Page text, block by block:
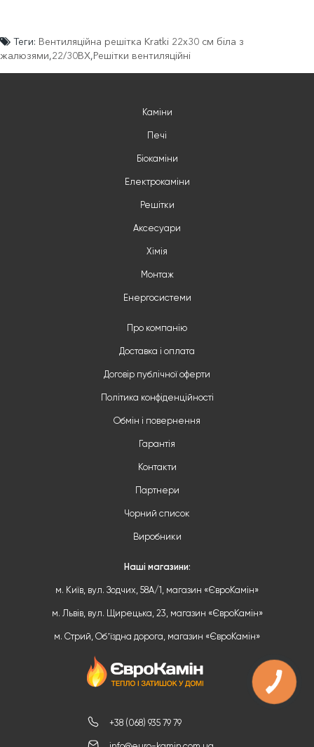
Теги: Вентиляційна решітка Kratki 22х30 см біла з
жалюзями,22/30BX,Решітки вентиляційні
+38 (068) 935 79 79
Каміни
Печі
Біокаміни
Електрокаміни
Решітки
Аксесуари
Хімія
Монтаж
Енергосистеми
Про компанію
Доставка і оплата
Договір публічної оферти
Політика конфіденційності
Обмін і повернення
Гарантія
Контакти
Партнери
Чорний список
Виробники
Наші магазини:
м. Київ, вул. Зодчих, 58А/1, магазин «ЄвроКамін»
м. Львів, вул. Щирецька, 23, магазин «ЄвроКамін»
м. Стрий, Обʼїздна дорога, магазин «ЄвроКамін»